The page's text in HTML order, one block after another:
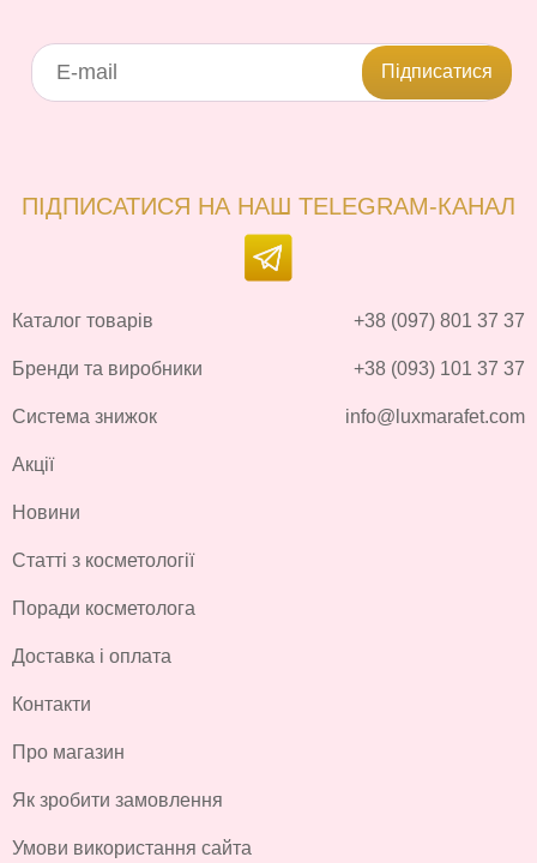
Підписатися
ПІДПИСАТИСЯ НА НАШ TELEGRAM-КАНАЛ
Каталог товарів
Бренди та виробники
Система знижок
Акції
Новини
Статті з косметології
Поради косметолога
Доставка і оплата
Контакти
Про магазин
Як зробити замовлення
Умови використання сайта
+38 (097) 801 37 37
+38 (093) 101 37 37
info@luxmarafet.com